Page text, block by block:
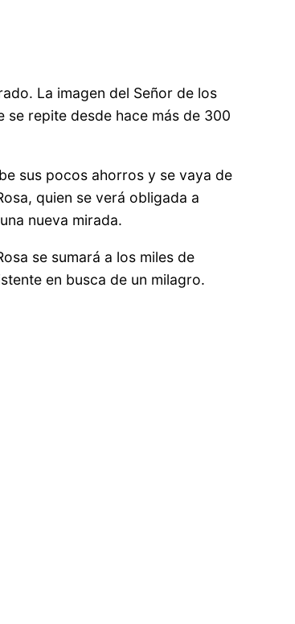
La imagen del Señor de los
se repite desde hace más de 300
sus pocos ahorros y se vaya de
quien se verá obligada a
nueva mirada.
se sumará a los miles de
en busca de un milagro.